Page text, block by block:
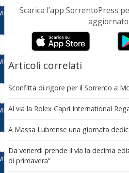
Scarica l’app SorrentoPress
aggiornato
Articoli correlati
Sconfitta di rigore per il Sorrento a
Al via la Rolex Capri International
A Massa Lubrense una giornata
Da venerdì prende il via la decima
di primavera”